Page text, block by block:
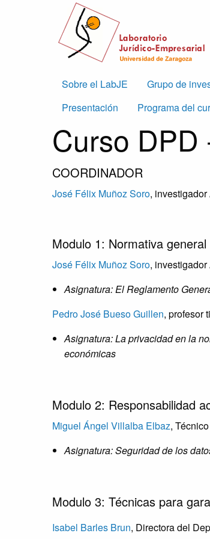
Skip to main content
Main
navigation
Sobre el LabJE Grupo de
Curso
DPD
Presentación Programa del
Curso DPD
COORDINADOR
José Félix Muñoz Soro,
Modulo 1: Normativa
José Félix Muñoz Soro,
Asignatura: El Reglamento
Pedro José Bueso Guillen, profesor
Asignatura: La privacidad en la
económicas
Modulo 2: Responsabilidad
Miguel Ángel Villalba Elbaz,
Asignatura: Seguridad de los
Modulo 3: Técnicas para
Isabel Barles Brun, Directora del